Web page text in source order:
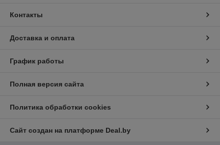
Контакты
Доставка и оплата
График работы
Полная версия сайта
Политика обработки cookies
Сайт создан на платформе Deal.by